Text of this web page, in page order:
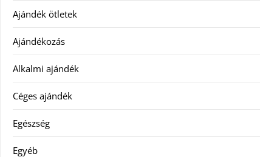
Ajándék ötletek
Ajándékozás
Alkalmi ajándék
Céges ajándék
Egészség
Egyéb